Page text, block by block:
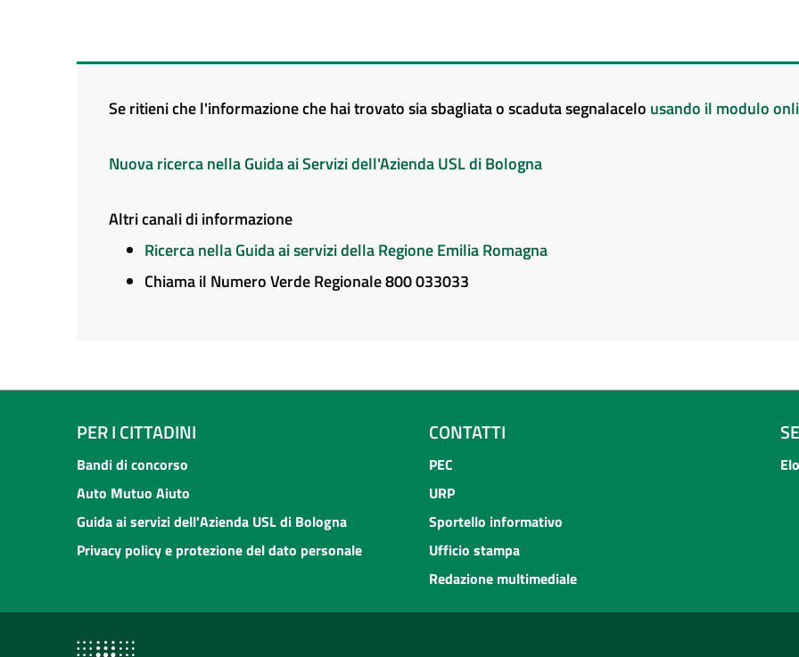
Se ritieni che l'informazione che hai trovato sia sbagliata o scaduta segnalacelo usando il modulo
Nuova ricerca nella Guida ai Servizi dell'Azienda USL di Bologna
Altri canali di informazione
Ricerca nella Guida ai servizi della Regione Emilia Romagna
Chiama il Numero Verde Regionale 800 033033
PER I CITTADINI
Bandi di concorso
Auto Mutuo Aiuto
Guida ai servizi dell'Azienda USL di Bologna
Privacy policy e protezione del dato personale
CONTATTI
PEC
URP
Sportello informativo
Ufficio stampa
Redazione multimediale